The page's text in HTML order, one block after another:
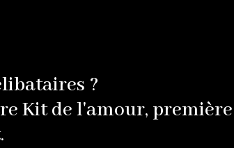
?
Kit de l'amour,